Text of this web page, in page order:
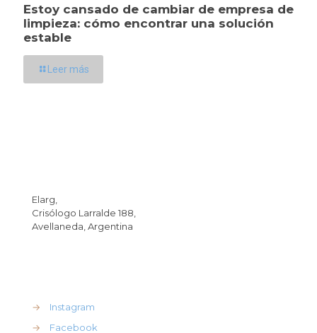
Estoy cansado de cambiar de empresa de
limpieza: cómo encontrar una solución
estable
Leer más
Elarg,
Crisólogo Larralde 188,
Avellaneda, Argentina
→
Instagram
→
Facebook